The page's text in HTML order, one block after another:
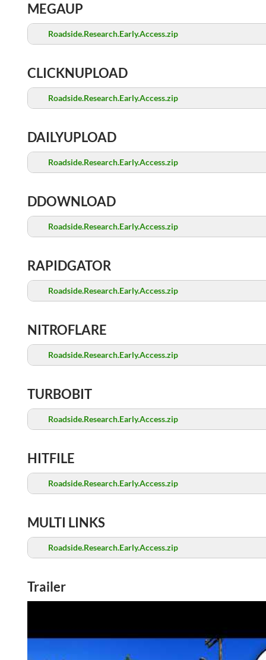
MEGAUP
Roadside.Research.Early.Access.zip
CLICKNUPLOAD
Roadside.Research.Early.Access.zip
DAILYUPLOAD
Roadside.Research.Early.Access.zip
DDOWNLOAD
Roadside.Research.Early.Access.zip
RAPIDGATOR
Roadside.Research.Early.Access.zip
NITROFLARE
Roadside.Research.Early.Access.zip
TURBOBIT
Roadside.Research.Early.Access.zip
HITFILE
Roadside.Research.Early.Access.zip
MULTI LINKS
Roadside.Research.Early.Access.zip
Trailer